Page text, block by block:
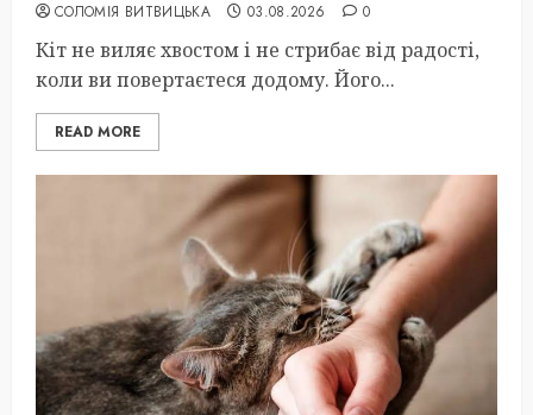
СОЛОМІЯ ВИТВИЦЬКА 03.08.2026 0
Кіт не виляє хвостом і не стрибає від радості,
коли ви повертаєтеся додому. Його...
READ MORE